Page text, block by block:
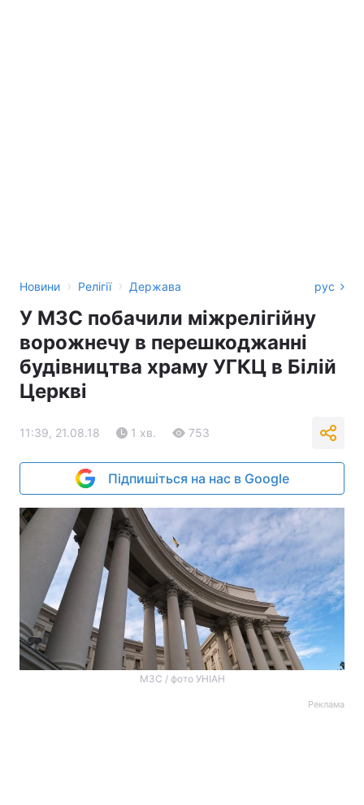
Новини › Релігії › Держава рус
У МЗС побачили міжрелігійну
ворожнечу в перешкоджанні
будівництва храму УГКЦ в Білій
Церкві
11:39, 21.08.18 1 хв. 753
Підпишіться на нас в Google
МЗС / фото УНІАН
Реклама